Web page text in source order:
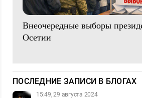
Внеочередные выборы
Осетии
ПОСЛЕДНИЕ ЗАПИСИ В БЛОГАХ
15:49, 29 августа 2024